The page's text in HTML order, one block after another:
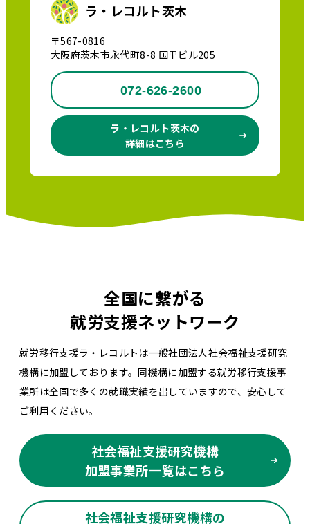
ラ・レコルト茨木
〒567-0816
大阪府茨木市永代町8-8 国里ビル205
072-626-2600
ラ・レコルト茨木の
詳細はこちら
全国に繋がる
就労支援ネットワーク
就労移行支援ラ・レコルトは一般社団法人社会福祉支援研究
機構に加盟しております。同機構に加盟する就労移行支援事
業所は全国で多くの就職実績を出していますので、安心して
ご利用ください。
社会福祉支援研究機構
加盟事業所一覧はこちら
社会福祉支援研究機構の